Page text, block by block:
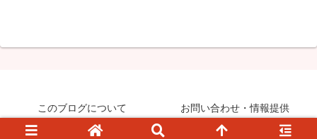
このブログについて お問い合わせ・情報提供
© 2008-2026 知らなきゃ絶対損するPCマル秘ワザ.